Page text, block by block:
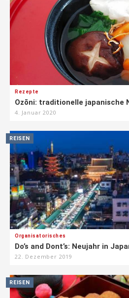
Rezepte
Ozōni: traditionelle japanische
4. Januar 2020
REISEN
Organisatorisches
Do’s and Dont’s: Neujahr in
22. Dezember 2019
REISEN